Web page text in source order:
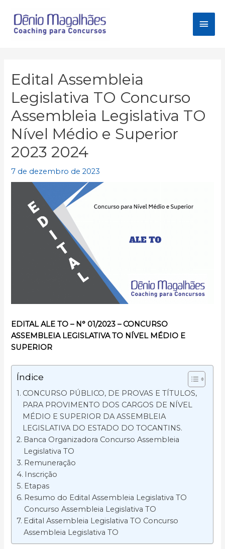
para
Edital Assembleia
Legislativa TO Concurso
Assembleia Legislativa TO
Nível Médio e Superior
2023 2024
7 de dezembro de 2023
EDITAL ALE TO – N° 01/2023 – CONCURSO
ASSEMBLEIA LEGISLATIVA TO NÍVEL MÉDIO E
SUPERIOR
Índice
CONCURSO PÚBLICO, DE PROVAS E TÍTULOS,
PARA PROVIMENTO DOS CARGOS DE NÍVEL
MÉDIO E SUPERIOR DA ASSEMBLEIA
LEGISLATIVA DO ESTADO DO TOCANTINS.
Banca Organizadora Concurso Assembleia
Legislativa TO
Remuneração
Inscrição
Etapas
Resumo do Edital Assembleia Legislativa TO
Concurso Assembleia Legislativa TO
Edital Assembleia Legislativa TO Concurso
Assembleia Legislativa TO